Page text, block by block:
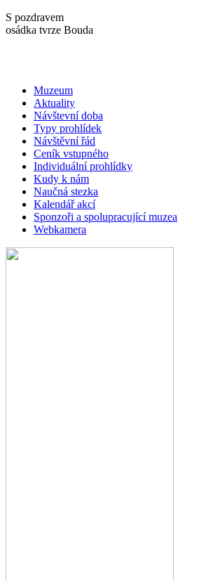
S pozdravem
osádka tvrze Bouda
Muzeum
Aktuality
Návštevní doba
Typy prohlídek
Návštěvní řád
Ceník vstupného
Individuální prohlídky
Kudy k nám
Naučná stezka
Kalendář akcí
Sponzoři a spolupracující muzea
Webkamera